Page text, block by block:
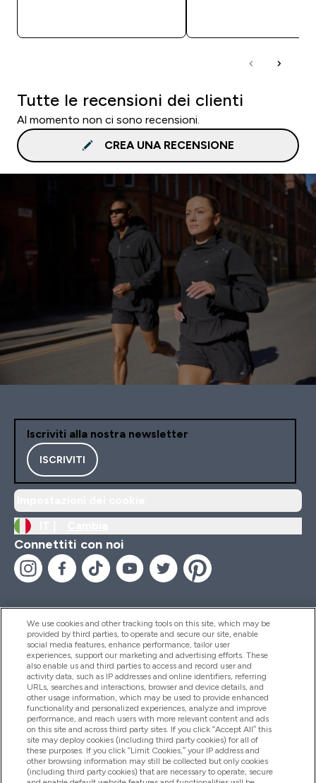
Tutte le recensioni dei clienti
Al momento non ci sono recensioni.
CREA UNA RECENSIONE
Iscriviti alla nostra newsletter
ISCRIVITI
Connettiti con noi
Aiuto & Informazioni
Prodotti
Chi Siamo
Fedeltà & Premi
We use cookies and other tracking tools on this site, which may be
provided by third parties, to operate and secure our site, enable
social media features, enhance performance, tailor user
experiences, support our marketing and advertising efforts. These
also enable us and third parties to access and record user and
activity data, such as IP addresses and online identifiers, referring
URLs, searches and interactions, browser and device details, and
other usage information, which may be used to provide enhanced
functionality and personalized experiences, analyze and improve
performance, and reach users with more relevant content and ads
on this site and across third party sites. If you click “Accept All” this
site may deploy cookies (including third party cookies) for all of
these purposes. If you click “Limit Cookies,” your IP address and
other browsing information may still be collected but only cookies
(including third party cookies) that are necessary to operate, secure